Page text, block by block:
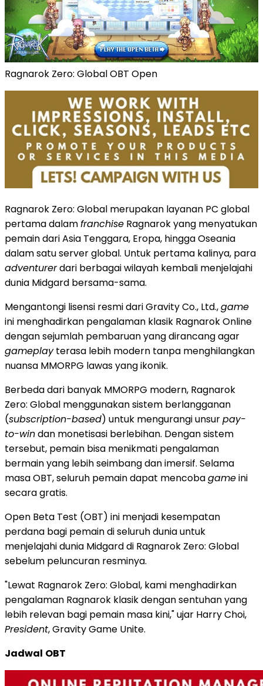
Ragnarok Zero: Global OBT Open
Ragnarok Zero: Global merupakan layanan PC global
pertama dalamfranchise Ragnarok yang menyatukan
pemain dari Asia Tenggara, Eropa, hingga Oseania
dalam satu server global. Untuk pertama kalinya, para
adventurerdari berbagai wilayah kembali menjelajahi
dunia Midgard bersama-sama.
Mengantongi lisensi resmi dari Gravity Co., Ltd.,game
ini menghadirkan pengalaman klasik Ragnarok Online
dengan sejumlah pembaruan yang dirancang agar
gameplayterasa lebih modern tanpa menghilangkan
nuansa MMORPG lawas yang ikonik.
Berbeda dari banyak MMORPG modern, Ragnarok
Zero: Global menggunakan sistem berlangganan
(subscription-based) untuk mengurangi unsurpay-
to-windan monetisasi berlebihan. Dengan sistem
tersebut, pemain bisa menikmati pengalaman
bermain yang lebih seimbang dan imersif. Selama
masa OBT, seluruh pemain dapat mencobagameini
secara gratis.
Open Beta Test (OBT) ini menjadi kesempatan
perdana bagi pemain di seluruh dunia untuk
menjelajahi dunia Midgard di Ragnarok Zero: Global
sebelum peluncuran resminya.
"Lewat Ragnarok Zero: Global, kami menghadirkan
pengalaman Ragnarok klasik dengan sentuhan yang
lebih relevan bagi pemain masa kini," ujar Harry Choi,
President, Gravity Game Unite.
Jadwal OBT